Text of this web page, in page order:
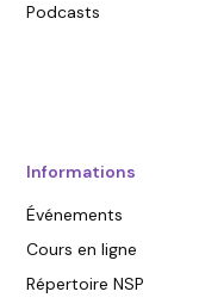
Podcasts
Informations
Événements
Cours en ligne
Répertoire NSP